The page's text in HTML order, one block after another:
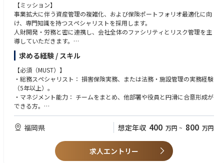
【ミッション】
事業拡大に伴う資産管理の複雑化、および保険ポートフォリオ最適化に向
け、専門知識を持つスペシャリストを採用します。
人財開発・労務と密に連携し、会社全体のファシリティとリスク管理を主
導していただきます。
課長として、単なる事務処理に留まらず、グループ全体の資産を守るため
の「コスト最適化」と「補償範囲の最大化」をリードしていただき、数千
万円単位の精算管理を完遂していただきます。
【業務内容】
下記のような業務を想定しておりますが、ご経験にあわせて業務領域を決
定します。
新・事故対応。
・予算・精算管理： 同社における保険料管理と確定精算実務。
・代理店戦略： 既存代理店との交渉や委託会社との分担検討。
・プロセス構築： 見積依頼から稟議、押印までの承認フロー適正化。
・駐車場管理： 本社裏駐車場の割当ロジック運用（執行役員、身体的理
求める経験 / スキル
【必須（MUST）】
・総務スペシャリスト： 損害保険実務、または法務・施設管理の実務経験
（5年以上）。
・マネジメント能力： チームをまとめ、他部署や役員と円滑に合意形成が
できる方。
・論理的思考： 数値に基づいた分析、および規程・ルールの立案ができる
方。
【歓迎（WANT）】
・保険仲介会社での勤務経験、または多拠点展開企業の総務経験。
福岡県 想定年収 400 万円 ~ 800 万円
求人エントリー